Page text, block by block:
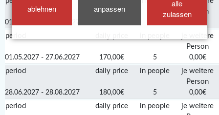
ablehnen anpassen
alle
zulassenPerson
01.04.2027 - 30.04.2027
period
je weitere
Person
01.05.2027 - 27.06.2027 170,00€ 5 0,00€
period daily price in people
je weitere
Person
28.06.2027 - 28.08.2027 180,00€ 5 0,00€
period daily price in people
je weitere